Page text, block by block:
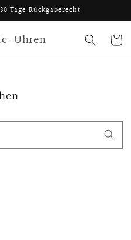
Tage Rückgaberecht
Uhren